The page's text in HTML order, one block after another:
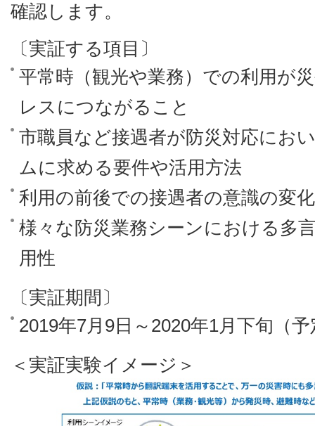
確認します。
〔実証する項目〕
平常時（観光や業務）での利用が
レスにつながること
市職員など接遇者が防災対応にお
ムに求める要件や活用方法
利用の前後での接遇者の意識の変化
様々な防災業務シーンにおける多
用性
〔実証期間〕
2019年7月9日～2020年1月下旬（予
＜実証実験イメージ＞